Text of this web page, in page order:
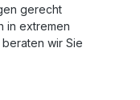
gerecht
in extremen
wir Sie